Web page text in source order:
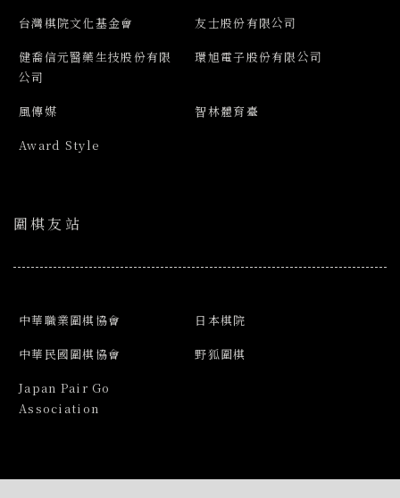
台灣棋院文化基金會
友士股份有限公司
健喬信元醫藥生技股份有限
公司
環旭電子股份有限公司
風傳媒
智林體育臺
Award Style
圍棋友站
中華職業圍棋協會
日本棋院
中華民國圍棋協會
野狐圍棋
Japan Pair Go
Association